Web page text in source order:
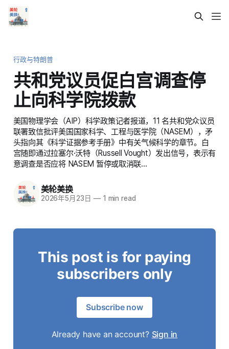
行政与特朗普
共和党议员促白宫调查停
止向科学院拨款
美国物理学会（AIP）科学政策记者报道，11 名共和党众议员
联署致信批评美国国家科学、工程与医学院（NASEM），矛
头指向其《科学证据参考手册》中有关气候科学的章节。白
宫随即通过拉塞尔·沃特（Russell Vought）发出信号，表示有
意调查是否应将 NASEM 暂停或取消联…
美轮美换
2026年5月23日 —1 min read
This post is for paying
subscribers only
Subscribe now
Already have an account? Sign in